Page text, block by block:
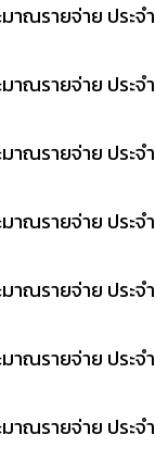
มาณรายจ่าย ปร
มาณรายจ่าย ปร
มาณรายจ่าย ปร
มาณรายจ่าย ปร
มาณรายจ่าย ประ
มาณรายจ่าย ปร
มาณรายจ่าย ปร